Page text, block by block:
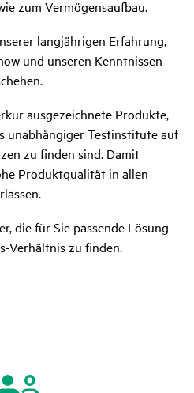
zum Vermögensaufbau.
langjährigen Erfahrung,
und unseren Kenntnissen
ausgezeichnete Produkte,
unabhängiger Testinstitute auf
zu finden sind. Damit
Produktqualität in allen
die für Sie passende Lösung
Verhältnis zu finden.